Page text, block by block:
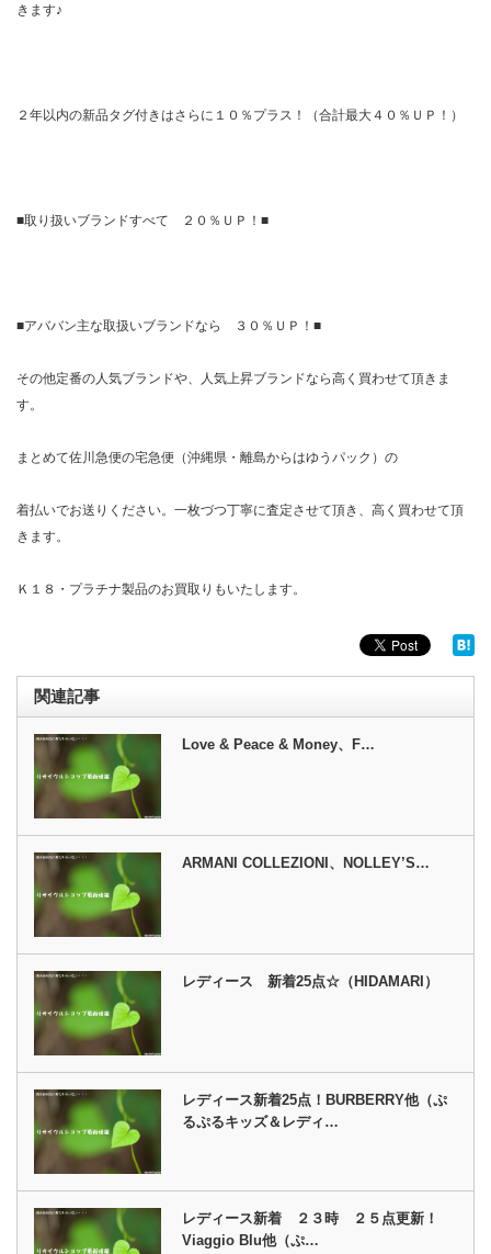
きます♪
２年以内の新品タグ付きはさらに１０％プラス！（合計最大４０％ＵＰ！）
■取り扱いブランドすべて ２０％ＵＰ！■
■アババン主な取扱いブランドなら ３０％ＵＰ！■
その他定番の人気ブランドや、人気上昇ブランドなら高く買わせて頂きま
す。
まとめて佐川急便の宅急便（沖縄県・離島からはゆうパック）の
着払いでお送りください。一枚づつ丁寧に査定させて頂き、高く買わせて頂
きます。
Ｋ１８・プラチナ製品のお買取りもいたします。
関連記事
Love & Peace & Money、F…
ARMANI COLLEZIONI、NOLLEY’S…
レディース 新着25点☆（HIDAMARI）
レディース新着25点！BURBERRY他（ぷ
るぷるキッズ＆レディ…
レディース新着 ２３時 ２５点更新！
Viaggio Blu他（ぷ…